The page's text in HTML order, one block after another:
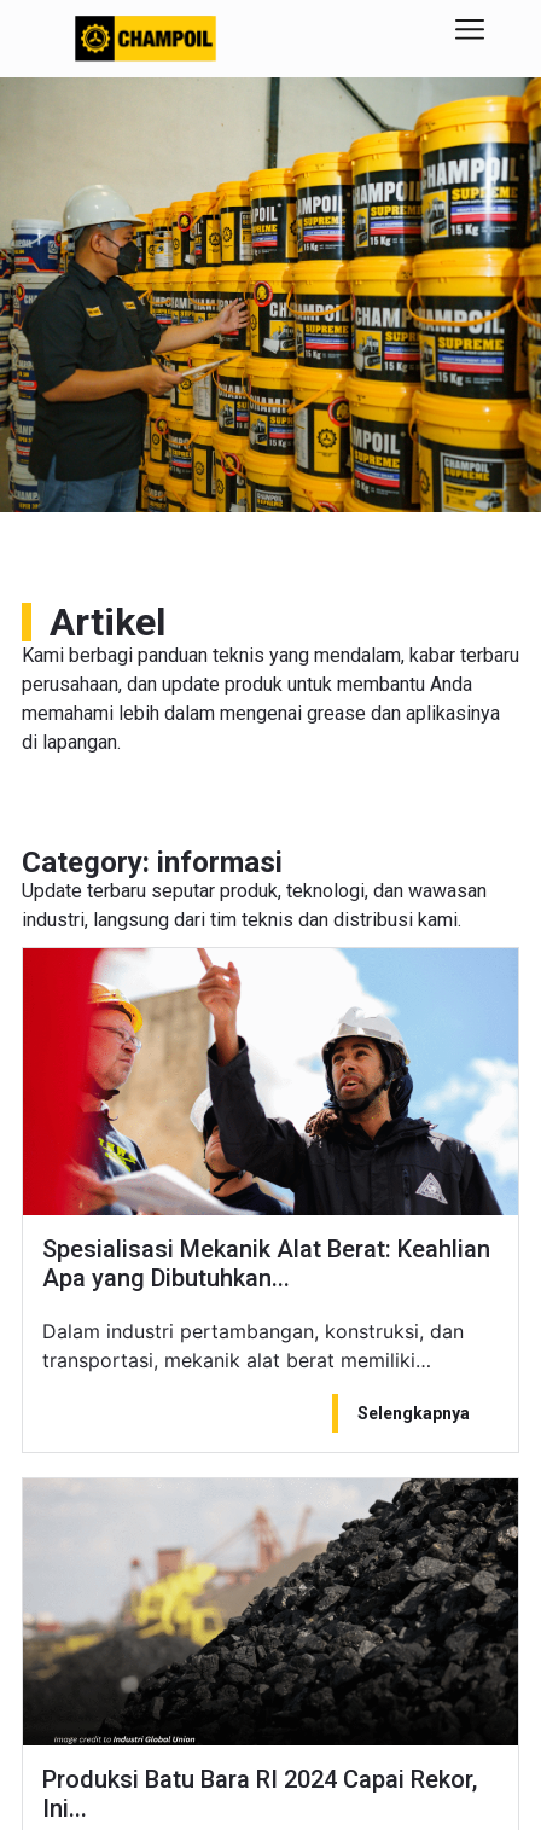
Artikel
Kami berbagi panduan teknis yang mendalam, kabar terbaru
perusahaan, dan update produk untuk membantu Anda
memahami lebih dalam mengenai grease dan aplikasinya
di lapangan.
Category: informasi
Update terbaru seputar produk, teknologi, dan wawasan
industri, langsung dari tim teknis dan distribusi kami.
Spesialisasi Mekanik Alat Berat: Keahlian
Apa yang Dibutuhkan...
Dalam industri pertambangan, konstruksi, dan
transportasi, mekanik alat berat memiliki…
Selengkapnya
Produksi Batu Bara RI 2024 Capai Rekor,
Ini...